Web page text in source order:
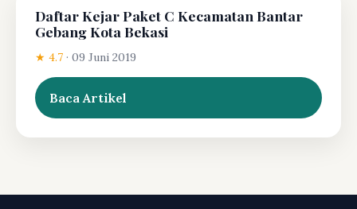
Daftar Kejar Paket C Kecamatan Bantar
Gebang Kota Bekasi
★ 4.7 · 09 Juni 2019
Baca Artikel